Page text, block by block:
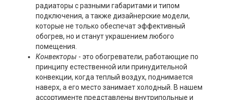
радиаторы с разными габаритами и типом
подключения, а также дизайнерские модели,
которые не только обеспечат эффективный
обогрев, но и станут украшением любого
помещения.
Конвекторы - это обогреватели, работающие по
принципу естественной или принудительной
конвекции, когда теплый воздух, поднимается
наверх, а его место занимает холодный. В нашем
ассортименте представлены внутрипольные и